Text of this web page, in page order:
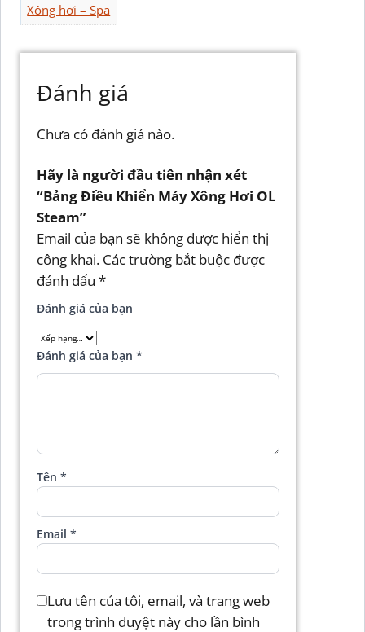
Xông hơi – Spa
Đánh giá
Chưa có đánh giá nào.
Hãy là người đầu tiên nhận xét
“Bảng Điều Khiển Máy Xông Hơi OL
Steam”
Email của bạn sẽ không được hiển thị
công khai. Các trường bắt buộc được
đánh dấu *
Đánh giá của bạn
Đánh giá của bạn *
Tên *
Email *
Lưu tên của tôi, email, và trang web
trong trình duyệt này cho lần bình